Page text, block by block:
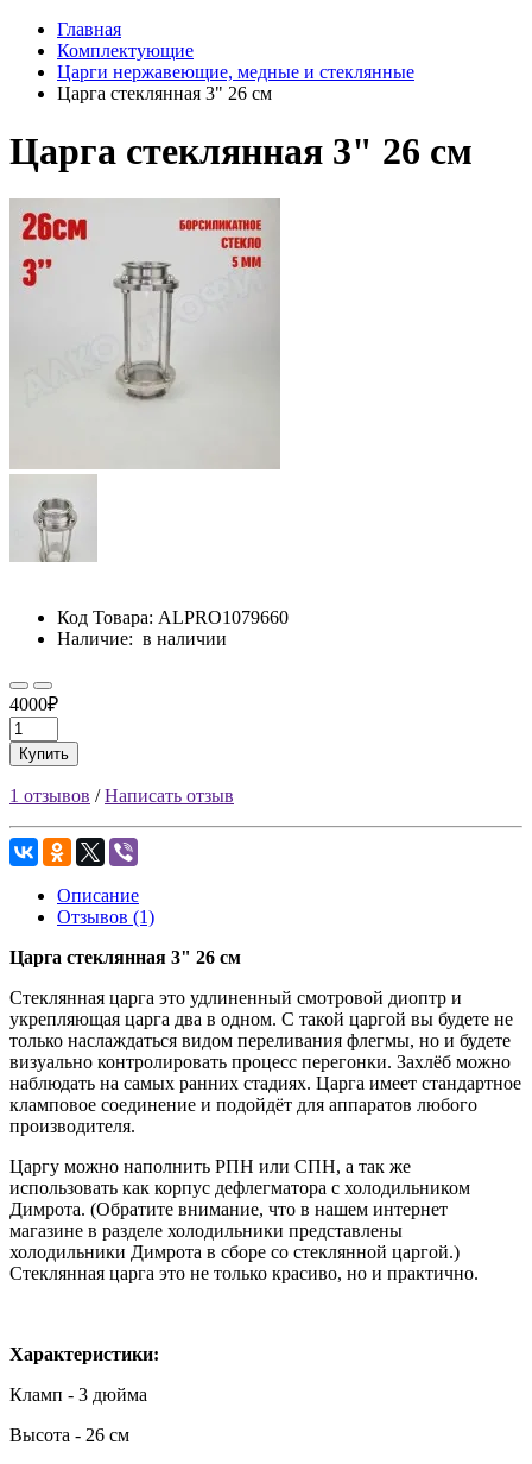
Главная
Комплектующие
Царги нержавеющие, медные и стеклянные
Царга стеклянная 3" 26 см
Царга стеклянная 3" 26 см
Код Товара: ALPRO1079660
Наличие: в наличии
4000₽
Купить
1 отзывов /Написать отзыв
Описание
Отзывов (1)
Царга стеклянная 3" 26 см
Стеклянная царга это удлиненный смотровой диоптр и
укрепляющая царга два в одном. С такой царгой вы будете не
только наслаждаться видом переливания флегмы, но и будете
визуально контролировать процесс перегонки. Захлёб можно
наблюдать на самых ранних стадиях. Царга имеет стандартное
кламповое соединение и подойдёт для аппаратов любого
производителя.
Царгу можно наполнить РПН или СПН, а так же
использовать как корпус дефлегматора с холодильником
Димрота. (Обратите внимание, что в нашем интернет
магазине в разделе холодильники представлены
холодильники Димрота в сборе со стеклянной царгой.)
Стеклянная царга это не только красиво, но и практично.
Характеристики:
Кламп - 3 дюйма
Высота - 26 см